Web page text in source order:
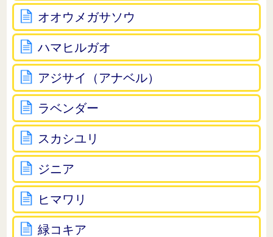
オオウメガサソウ
ハマヒルガオ
アジサイ（アナベル）
ラベンダー
スカシユリ
ジニア
ヒマワリ
緑コキア